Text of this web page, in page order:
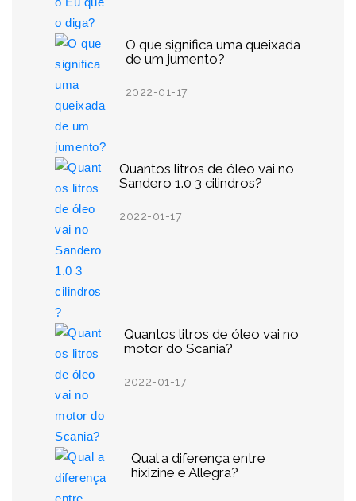
O que significa uma queixada
de um jumento?
2022-01-17
Quantos litros de óleo vai no
Sandero 1.0 3 cilindros?
2022-01-17
Quantos litros de óleo vai no
motor do Scania?
2022-01-17
Qual a diferença entre
hixizine e Allegra?